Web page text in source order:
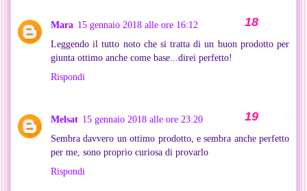
Mara 15 gennaio 2018 alle ore 16:12
Leggendo il tutto noto che si tratta di un buon prodotto per
giunta ottimo anche come base...direi perfetto!
Rispondi
Melsat 15 gennaio 2018 alle ore 23:20
Sembra davvero un ottimo prodotto, e sembra anche perfetto
per me, sono proprio curiosa di provarlo
Rispondi